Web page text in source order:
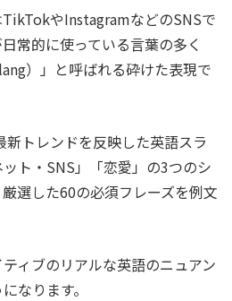
やInstagramなどのSNSで
常的に使っている言葉の多く
）」と呼ばれる砕けた表現で
トレンドを反映した英語スラ
ト・SNS」「恋愛」の3つのシ
選した60の必須フレーズを例文
ィブのリアルな英語のニュアン
なります。